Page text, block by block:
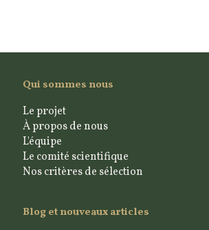
Qui sommes nous
Le projet
À propos de nous
L'équipe
Le comité scientifique
Nos critères de sélection
Blog et nouveaux articles